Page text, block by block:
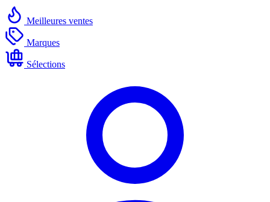
Meilleures ventes
Marques
Sélections